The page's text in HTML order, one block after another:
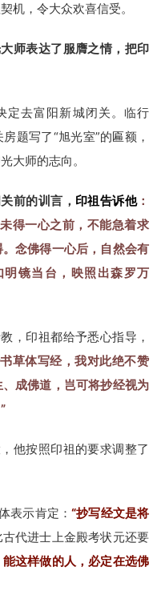
机，令大众欢喜信受。
师表达了服膺之情，把印
定去富阳新城闭关。临行
题写了“旭光室”的匾额，
大师的志向。
前的训言， 印祖告诉他：
得一心之前，不能急着求
念佛得一心后，自然会有
镜当台，映照出森罗万
，印祖都给予悉心指导，
草体写经，我对此绝不赞
成佛道，岂可将抄经视为
他按照印祖的要求调整了
表示肯定：“抄写经文是将
古代进士上金殿考状元还要
能这样做的人，必定在选佛